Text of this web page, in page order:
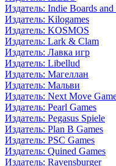
Издатель: Indie Boards and
Издатель: Kilogames
Издатель: KOSMOS
Издатель: Lark & Clam
Издатель: Лавка игр
Издатель: Libellud
Издатель: Магеллан
Издатель: Мальви
Издатель: Next Move
Издатель: Pearl Games
Издатель: Pegasus Spiele
Издатель: Plan B Games
Издатель: PSC Games
Издатель: Quined Games
Издатель: Ravensburger